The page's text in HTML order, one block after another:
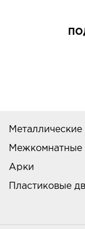
Металлические
Межкомнатные
Арки
Пластиковые